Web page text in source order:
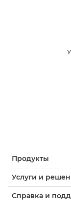
Продукты
Услуги и
Справка и